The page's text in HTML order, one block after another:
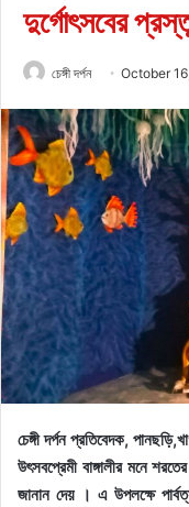
দুর্গোৎসবের
চেঙ্গী দর্পন October
চেঙ্গী দর্পন প্রতিবেদক,
উৎসবপ্রেমী বাঙ্গালীর মনে
জানান দেয় । এ উপলক্ষে